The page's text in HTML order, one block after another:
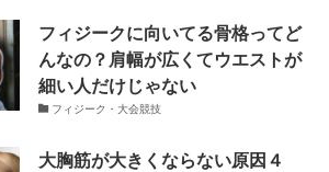
フィジークに向いてる骨格ってど
んなの？肩幅が広くてウエストが
細い人だけじゃない
フィジーク・大会競技
大胸筋が大きくならない原因４